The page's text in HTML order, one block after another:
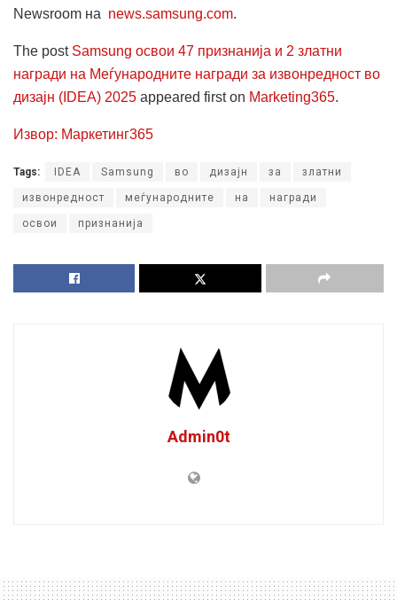
Newsroom на news.samsung.com.
The post Samsung освои 47 признанија и 2 златни
награди на Меѓународните награди за извонредност во
дизајн (IDEA) 2025 appeared first on Marketing365.
Извор: Маркетинг365
Tags: IDEA Samsung во дизајн за златни
извонредност меѓународните на награди
освои признанија
Admin0t